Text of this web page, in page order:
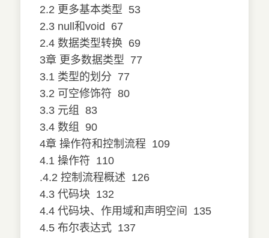
2.2 更多基本类型 53
2.3 null和void
67
2.4 数据类型转换 69
3章 更多数据类型 77
3.1 类型的划分 77
3.2 可空修饰符 80
3.3 元组
83
3.4 数组
90
4章 操作符和控制流程 109
4.1 操作符 110
.4.2 控制流程概述 126
4.3 代码块 132
4.4 代码块、作用域和声明空间
135
4.5 布尔表达式 137